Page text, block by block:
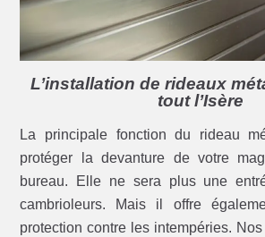
L’installation de rideaux
tout l’Isère
La principale fonction du rideau
protéger la devanture de votre
bureau. Elle ne sera plus une
cambrioleurs. Mais il offre
protection contre les intempéries.